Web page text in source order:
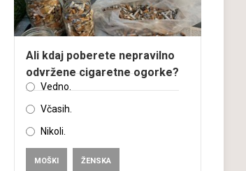
Ali kdaj poberete nepravilno
odvržene cigaretne ogorke?
Vedno.
Včasih.
Nikoli.
MOŠKI ŽENSKA